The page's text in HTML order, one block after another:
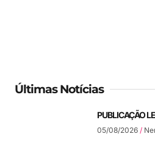
Últimas Notícias
PUBLICAÇÃO
05/08/2026